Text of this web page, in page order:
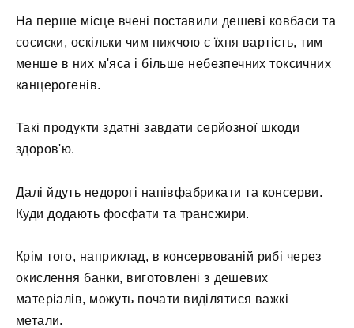
На перше місце вчені поставили дешеві ковбаси та
сосиски, оскільки чим нижчою є їхня вартість, тим
менше в них м'яса і більше небезпечних токсичних
канцерогенів.
Такі продукти здатні завдати серйозної шкоди
здоров'ю.
Далі йдуть недорогі напівфабрикати та консерви.
Куди додають фосфати та трансжири.
Крім того, наприклад, в консервованій рибі через
окислення банки, виготовлені з дешевих
матеріалів, можуть почати виділятися важкі
метали.